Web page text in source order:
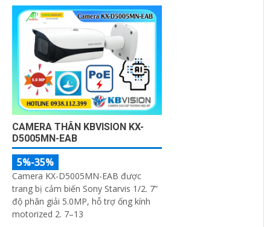
CAMERA THÂN KBVISION KX-
D5005MN-EAB
5%-35%
Camera KX-D5005MN-EAB được
trang bị cảm biến Sony Starvis 1/2. 7”
độ phân giải 5.0MP, hỗ trợ ống kính
motorized 2. 7–13